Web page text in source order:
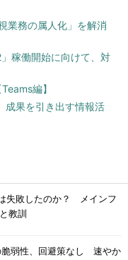
業務の属人化」を解消
稼働開始に向けて、対
編】
成果を引き出す情報活
失敗したのか？ メインフ
教訓
弱性、回避策なし 速やか